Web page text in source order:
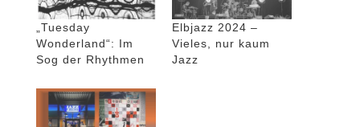
„Tuesday
Wonderland“: Im
Sog der Rhythmen
Elbjazz 2024 –
Vieles, nur kaum
Jazz